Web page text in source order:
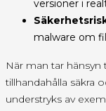
versioner i
malware om
När man tar
tillhandahålla säkra
understryks av